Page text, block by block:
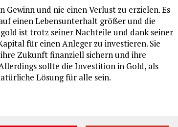
und nie einen Verlust zu erzielen. Es
einen Lebensunterhalt größer und die
ist trotz seiner Nachteile und dank seiner
für einen Anleger zu investieren. Sie
Zukunft finanziell sichern und ihre
sollte die Investition in Gold, als
Lösung für alle sein.